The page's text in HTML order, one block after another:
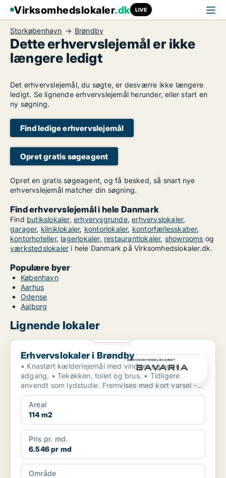
Virksomhedslokaler.dk LIVE
Storkøbenhavn Brøndby
Dette erhvervslejemål er ikke
længere ledigt
Det erhvervslejemål, du søgte, er desværre ikke længere
ledigt. Se lignende erhvervslejemål herunder, eller start en
ny søgning.
Find ledige erhvervslejemål
Opret gratis søgeagent
Opret en gratis søgeagent, og få besked, så snart nye
erhvervslejemål matcher din søgning.
Find erhvervslejemål i hele Danmark
Find butikslokaler,erhvervsgrunde,erhvervslokaler,
garager, kliniklokaler, kontorlokaler, kontorfællesskaber,
kontorhoteller, lagerlokaler, restaurantlokaler, showrooms og
værkstedslokaler i hele Danmark på Virksomhedslokaler.dk.
Populære byer
København
Aarhus
Odense
Aalborg
Lignende lokaler
Erhvervslokaler i Brøndby
Erhvervslokaler i Brøndby
• Knastørt kælderlejemål med vinduer og egen
adgang. • Tekøkken, toilet og brus. • Tidligere
anvendt som lydstudie. Fremvises med kort varsel -
ogs...
Areal
114 m2
Pris pr. md.
6.546 pr md
Område